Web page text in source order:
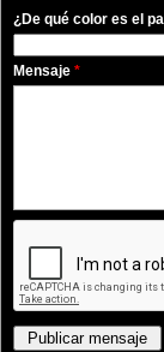
¿De qué color es el
Mensaje *